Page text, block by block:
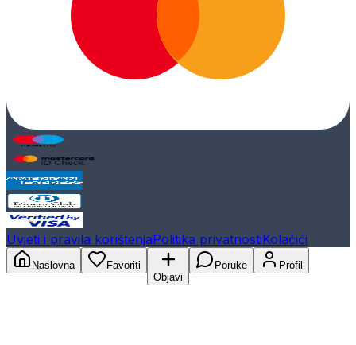
Uvjeti i pravila korištenjaPolitika privatnostiKolačići
Naslovna
Favoriti
Objavi
Poruke Profil